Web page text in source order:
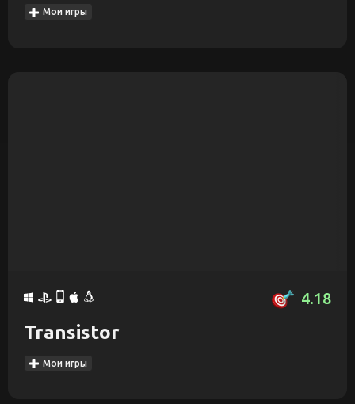
Мои игры
4.18
Transistor
Мои игры